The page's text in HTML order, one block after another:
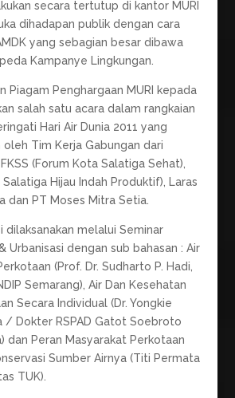
secara tertutup di kantor MURI
dihadapan publik dengan cara
yang sebagian besar dibawa
Kampanye Lingkungan.
Piagam Penghargaan MURI kepada
salah satu acara dalam rangkaian
Hari Air Dunia 2011 yang
Tim Kerja Gabungan dari
(Forum Kota Salatiga Sehat),
Salatiga Hijau Indah Produktif), Laras
dan PT Moses Mitra Setia.
dilaksanakan melalui Seminar
Urbanisasi dengan sub bahasan : Air
(Prof. Dr. Sudharto P. Hadi,
Semarang), Air Dan Kesehatan
Secara Individual (Dr. Yongkie
/ Dokter RSPAD Gatot Soebroto
dan Peran Masyarakat Perkotaan
Sumber Airnya (Titi Permata
TUK).